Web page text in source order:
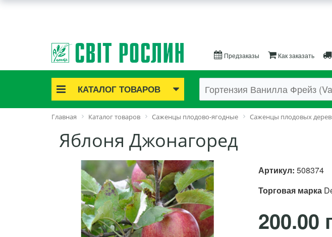
Предзаказы Как заказать
КАТАЛОГ ТОВАРОВ
Акционные товары
Саженцы роз
Саженцы плодово-ягодные
Лук и чеснок
Семенной картофель
Семена и рассада
Саженцы декоративные
Средства защиты растений
Удобрения
Главная Каталог товаров Саженцы плодово-ягодные Саженцы плодовых
Яблоня Джонагоред
Артикул: 508374
Торговая марка
200.00